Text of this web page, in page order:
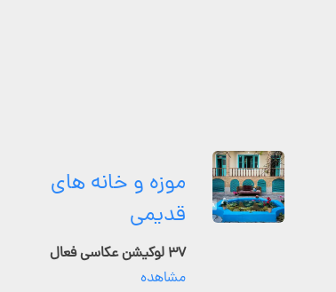
موزه و خانه های
قدیمی
۳۷ لوکیشن عکاسی فعال
مشاهده